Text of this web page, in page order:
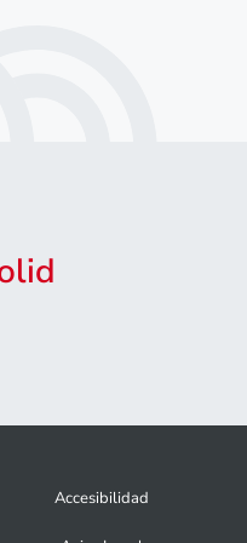
Accesibilidad